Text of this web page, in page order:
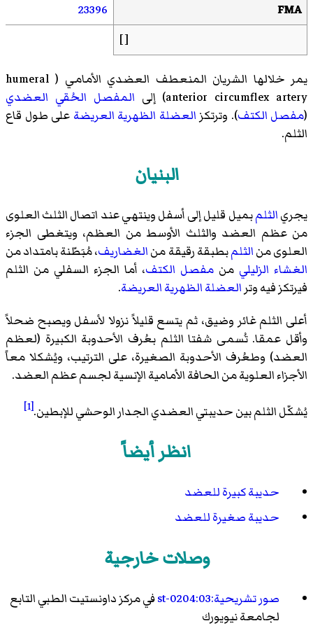
FMA
23396
[ ]
يمر خلالها الشريان المنعطف العضدي الأمامي ( humeral
anterior circumflex artery)‏ إلى المفصل الحُقي العضدي
(مفصل الكتف). وترتكز العضلة الظهرية العريضة على طول قاع
الثلم.
البنيان
يجريالثلمبميل قليل إلى أسفل وينتهي عند اتصال الثلث العلوى
من عظم العضد والثلث الأوسط من العظم، ويتغطى الجزء
العلوى منالثلمبطبقة رقيقة منالغضاريف، مُبَطّنة بامتداد من
الغشاء الزليلي من مفصل الكتف، أما الجزء السفلي من الثلم
فيرتكز فيه وتر العضلة الظهرية العريضة.
أعلى الثلم غائر وضيق، ثم يتسع قليلاً نزولا لأسفل ويصبح ضحلاً
وأقل عمقا. تُسمى شفتا الثلم بعُرف الأحدوبة الكبيرة (لعظم
العضد) وطعُرف الأحدوبة الصغيرة، على الترتيب، ويُشكلا معاً
الأجزاء العلوية من الحافة الأمامية الإنسية لجسم عظم العضد.
يُشكّل الثلم بين حديبتي العضدي الجدار الوحشي للإبطين.[1]
انظر أيضاً
حديبة كبيرة للعضد
حديبة صغيرة للعضد
وصلات خارجية
صور تشريحية:03:st-0204
في مركز داونستيت الطبي التابع
لجامعة نيويورك